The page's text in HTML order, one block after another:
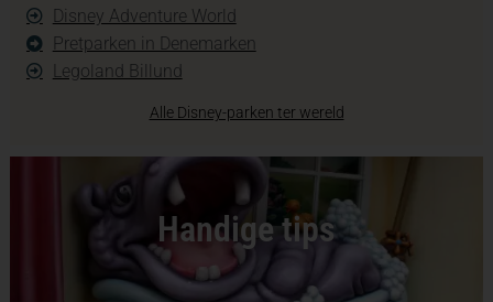
Disney Adventure World
Pretparken in Denemarken
Legoland Billund
Alle Disney-parken ter wereld
Handige tips